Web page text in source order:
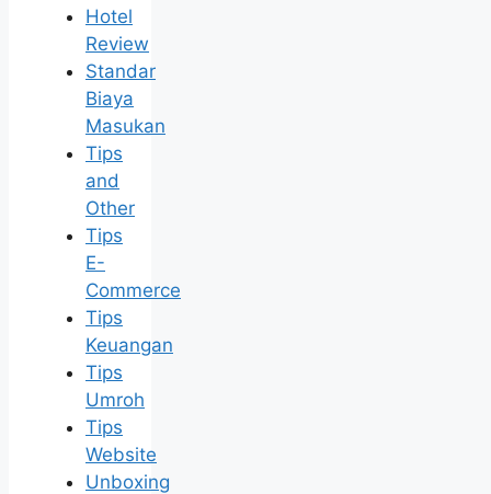
Hotel
Review
Standar
Biaya
Masukan
Tips
and
Other
Tips
E-
Commerce
Tips
Keuangan
Tips
Umroh
Tips
Website
Unboxing